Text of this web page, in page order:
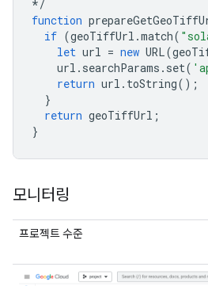
*/
function
if (geoTiffUrl .match(
let url = new URL(
url . searchParams . set(
return url . toString();
}
return geoTiffUrl ;
}
모니터링
프로젝트 수준